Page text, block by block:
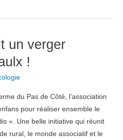
un verger
!
du Pas de Côté, l’association
pour réaliser ensemble le
». Une belle initiative qui réunit
rural, le monde associatif et le